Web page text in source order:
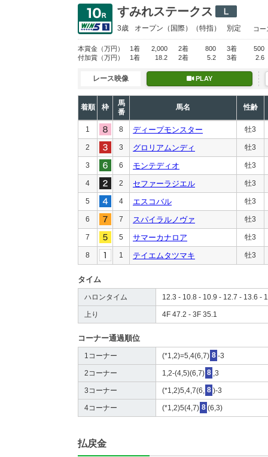
すみれステークス
3歳 オープン （国際）（特指） 別定 コー
本賞金 （万円） 1着 2,000 2着 800 3着
500
付加賞 （万円） 1着 18.2 2着 5.2 3着 2.6
レース映像 PLAY
着順 枠
馬
番
馬名 性齢
1 8 ディープモンスター 牡3
2 3 グロリアムンディ 牡3
3 6 モンテディオ 牡3
4 2 セファーラジエル 牡3
5 4 エスコバル 牡3
6 7 スパイラルノヴァ 牡3
7 5 サマーカナロア 牡3
8 1 テイエムタツマキ 牡3
タイム
ハロンタイム 12.3 - 10.8 - 10.9 - 12.7 - 13.6 -
上り 4F 47.2 - 3F 35.1
コーナー通過順位
1コーナー (*1,2)=5,4(6,7) 8 -3
2コーナー 1,2-(4,5)(6,7) 8 ,3
3コーナー (*1,2)5,4,7(6, 8 )-3
4コーナー (*1,2)5(4,7) 8 (6,3)
払戻金